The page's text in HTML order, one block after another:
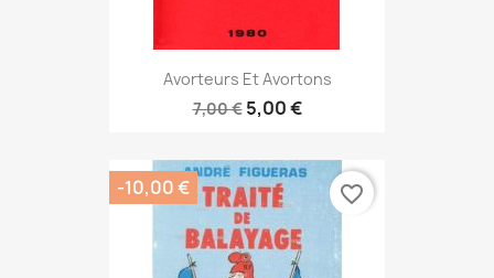
Avorteurs Et Avortons
7,00 € 5,00 €
-10,00 € favorite_border